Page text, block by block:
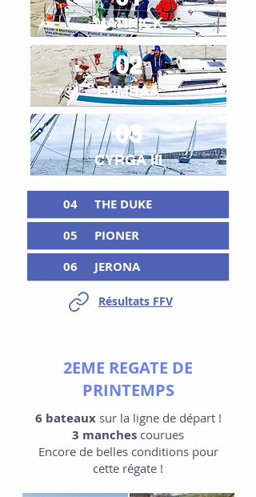
MATINICK
02
PUMBAA
03
CYRGA III
04
THE DUKE
05
PIONER
06
JERONA
Résultats FFV
2EME REGATE DE
PRINTEMPS
6 bateauxsur la ligne de départ !
3 manches courues
Encore de belles conditions pour
cette régate !